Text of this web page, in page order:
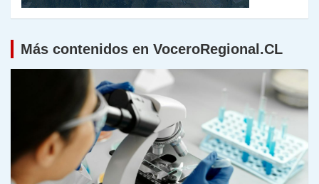
Más contenidos en VoceroRegional.CL